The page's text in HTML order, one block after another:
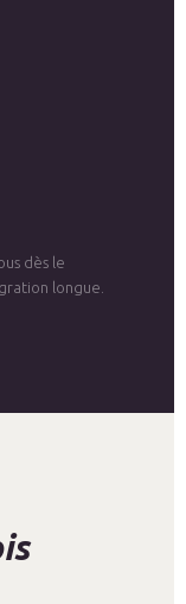
dès le
longue.